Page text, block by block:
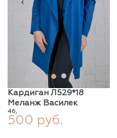
‹ ›
Кардиган Л529*18
Меланж Василек
46,
500 руб.